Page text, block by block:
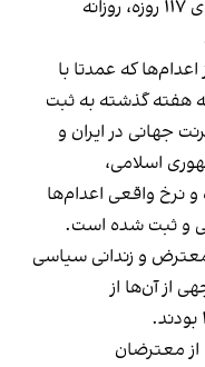
بر این اساس، جمهوری اسلامی در بازه‌ای ۱۱۷ روزه، روزانه
به اینکه ۱۵ مورد از اعدام‌ها که عمدتا با
هفته گذشته به ثبت
جهانی در ایران و
اسلامی،
و نرخ واقعی اعدام‌ها
و ثبت شده است.
حدود یک ماه گذشته دست‌کم ۲۱ معترض و زندانی سیاسی
از آن‌ها از
از معترضان